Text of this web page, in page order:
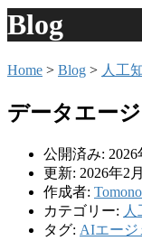
Blog
Home > Blog > 人工
データエー
公開済み: 2026
更新: 2026年2
作成者:
カテゴリー:
タグ: AIエージ